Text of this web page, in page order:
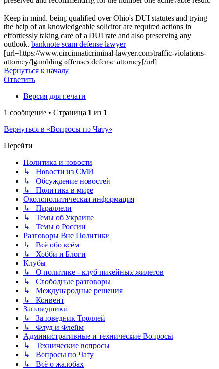
Keep in mind, being qualified over Ohio's DUI statutes and trying
the help of an knowledgeable solicitor are required actions in
effortlessly taking care of a DUI rate and also preserving any
outlook. banknote scam defense lawyer
[url=https://www.cincinnaticriminal-lawyer.com/traffic-violations-
attorney/]gambling offenses defense attorney[/url]
Вернуться к началу
Ответить
Версия для печати
1 сообщение • Страница 1 из 1
Вернуться в «Вопросы по Чату»
Перейти
Политика и новости
↳ Новости из СМИ
↳ Обсуждение новостей
↳ Политика в мире
Околополитическая информация
↳ Параллели
↳ Темы об Украине
↳ Темы о России
Разговоры Вне Политики
↳ Всё обо всём
↳ Хобби и Блоги
Клубы
↳ О политике - клуб пикейных жилетов
↳ Свободные разговоры
↳ Международные решения
↳ Конвент
Заповедники
↳ Заповедник Троллей
↳ Флуд и Флейм
Административные и технические Вопросы
↳ Технические вопросы
↳ Вопросы по Чату
↳ Всё о жалобах